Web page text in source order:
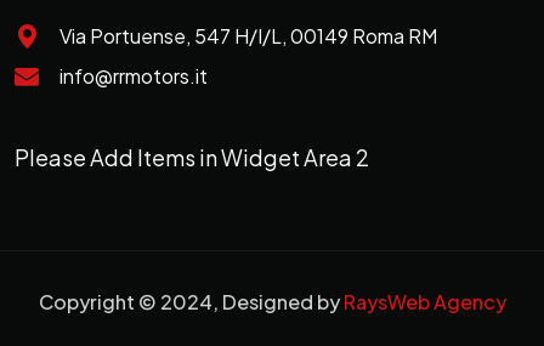
Via Portuense, 547 H/I/L, 00149 Roma RM
info@rrmotors.it
Please Add Items in Widget Area 2
Copyright © 2024, Designed byRaysWeb Agency